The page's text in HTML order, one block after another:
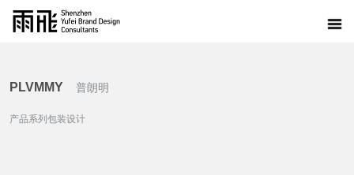
PLVMMY 普朗明
产品系列包装设计